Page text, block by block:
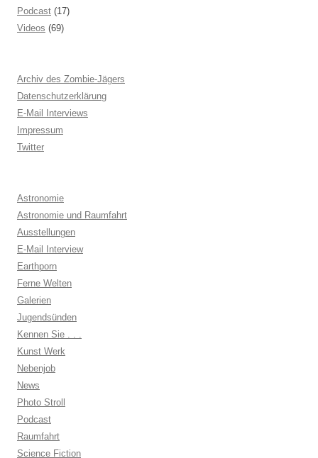
Podcast (17)
Videos (69)
Archiv des Zombie-Jägers
Datenschutzerklärung
E-Mail Interviews
Impressum
Twitter
Astronomie
Astronomie und Raumfahrt
Ausstellungen
E-Mail Interview
Earthporn
Ferne Welten
Galerien
Jugendsünden
Kennen Sie . . .
Kunst Werk
Nebenjob
News
Photo Stroll
Podcast
Raumfahrt
Science Fiction